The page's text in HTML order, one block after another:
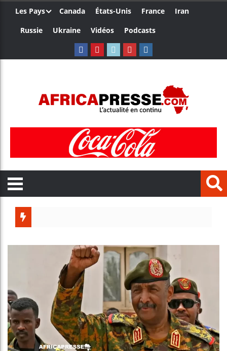
Les Pays Canada États-Unis France
Iran
Russie
Ukraine Vidéos Podcasts
Aliko